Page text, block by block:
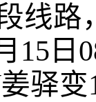
线路
15日
驿